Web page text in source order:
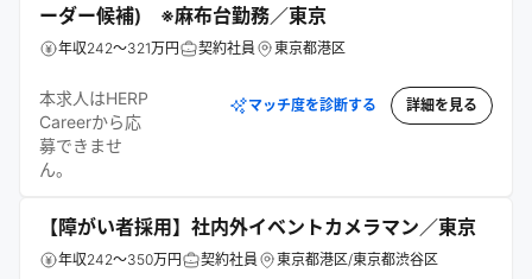
ーダー候補) ※麻布台勤務／東京
年収242～321万円 契約社員 東京都港区
本求人はHERP
Careerから応
募できませ
ん。
マッチ度を診断する 詳細を見る
【障がい者採用】社内外イベントカメラマン／東京
年収242～350万円 契約社員 東京都港区/東京都渋谷区